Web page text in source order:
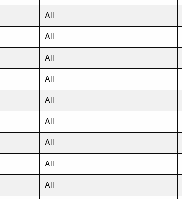
All
All
All
All
All
All
All
All
All